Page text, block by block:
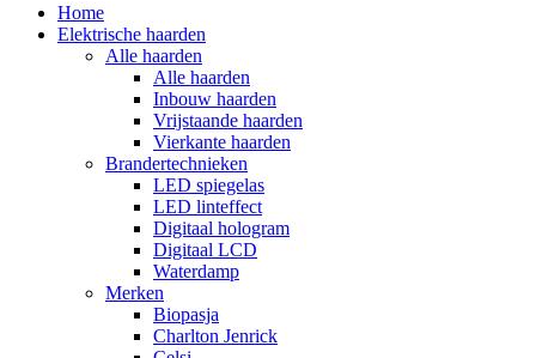
Home
Elektrische haarden
Alle haarden
Alle haarden
Inbouw haarden
Vrijstaande haarden
Vierkante haarden
Brandertechnieken
LED spiegelas
LED linteffect
Digitaal hologram
Digitaal LCD
Waterdamp
Merken
Biopasja
Charlton Jenrick